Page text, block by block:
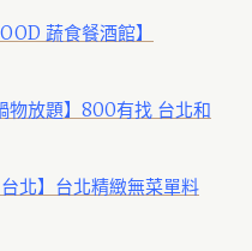
蔬食餐酒館】
物放題】800有找 台北和
北】台北精緻無菜單料